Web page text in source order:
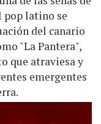
pop latino se
del canario
"La Pantera",
que atraviesa y
emergentes